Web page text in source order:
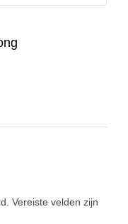
Vereiste velden zijn